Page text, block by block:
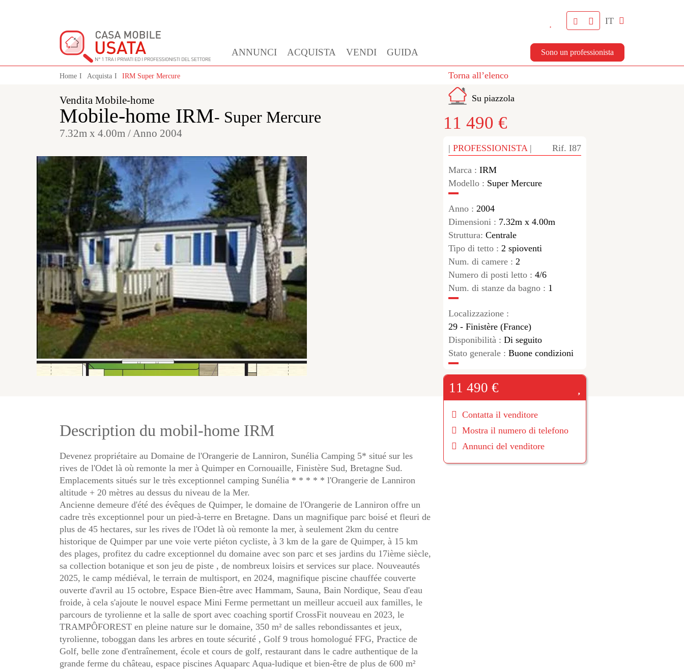
IT
ANNUNCI ACQUISTA VENDI GUIDA Sono un professionista
Home Acquista IRM Super Mercure
Vendita Mobile-home
Mobile-home IRM- Super Mercure
7.32m x 4.00m / Anno 2004
Torna all’elenco
Su piazzola
11 490 €
|PROFESSIONISTA | Rif. I87
Marca :IRM
Modello : Super Mercure
Anno :2004
Dimensioni : 7.32m x 4.00m
Struttura:Centrale
Tipo di tetto :2 spioventi
Num. di camere :2
Numero di posti letto :4/6
Num. di stanze da bagno : 1
Localizzazione :
29 - Finistère (France)
Disponibilità :Di seguito
Stato generale :Buone condizioni
11 490 €
Contatta il venditore
Mostra il numero di telefono
Annunci del venditore
Description du mobil-home IRM
Devenez propriétaire au Domaine de l'Orangerie de Lanniron, Sunélia Camping 5* situé sur les
rives de l'Odet là où remonte la mer à Quimper en Cornouaille, Finistère Sud, Bretagne Sud.
Emplacements situés sur le très exceptionnel camping Sunélia * * * * * l'Orangerie de Lanniron
altitude + 20 mètres au dessus du niveau de la Mer.
Ancienne demeure d'été des évêques de Quimper, le domaine de l'Orangerie de Lanniron offre un
cadre très exceptionnel pour un pied-à-terre en Bretagne. Dans un magnifique parc boisé et fleuri de
plus de 45 hectares, sur les rives de l'Odet là où remonte la mer, à seulement 2km du centre
historique de Quimper par une voie verte piéton cycliste, à 3 km de la gare de Quimper, à 15 km
des plages, profitez du cadre exceptionnel du domaine avec son parc et ses jardins du 17ième siècle,
sa collection botanique et son jeu de piste , de nombreux loisirs et services sur place. Nouveautés
2025, le camp médiéval, le terrain de multisport, en 2024, magnifique piscine chauffée couverte
ouverte d'avril au 15 octobre, Espace Bien-être avec Hammam, Sauna, Bain Nordique, Seau d'eau
froide, à cela s'ajoute le nouvel espace Mini Ferme permettant un meilleur accueil aux familles, le
parcours de tyrolienne et la salle de sport avec coaching sportif CrossFit nouveau en 2023, le
TRAMPÔFOREST en pleine nature sur le domaine, 350 m² de salles rebondissantes et jeux,
tyrolienne, toboggan dans les arbres en toute sécurité , Golf 9 trous homologué FFG, Practice de
Golf, belle zone d'entraînement, école et cours de golf, restaurant dans le cadre authentique de la
grande ferme du château, espace piscines Aquaparc Aqua-ludique et bien-être de plus de 600 m²